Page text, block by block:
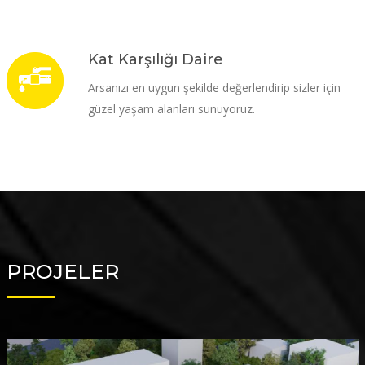
Kat Karşılığı Daire
Arsanızı en uygun şekilde değerlendirip sizler için
güzel yaşam alanları sunuyoruz.
PROJELER